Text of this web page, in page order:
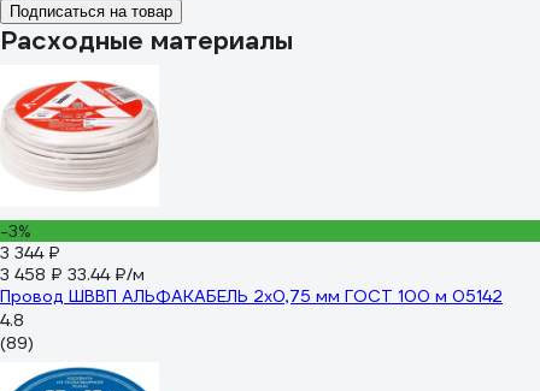
Подписаться на товар
Расходные материалы
-3%
3 344 ₽
3 458 ₽ 33.44 ₽/м
Провод ШВВП АЛЬФАКАБЕЛЬ 2х0,75 мм ГОСТ 100 м 05142
4.8
(89)